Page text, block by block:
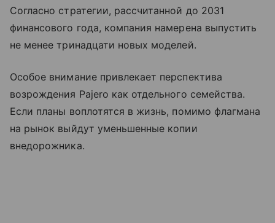
Согласно стратегии, рассчитанной до 2031
финансового года, компания намерена выпустить
не менее тринадцати новых моделей.
Особое внимание привлекает перспектива
возрождения Pajero как отдельного семейства.
Если планы воплотятся в жизнь, помимо флагмана
на рынок выйдут уменьшенные копии
внедорожника.